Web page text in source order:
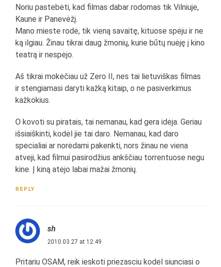
Noriu pastebėti, kad filmas dabar rodomas tik Vilniuje,
Kaune ir Panevėžį.
Mano mieste rodė, tik vieną savaitę, kituose spėju ir ne
ką ilgiau. Žinau tikrai daug žmonių, kurie būtų nuėję į kino
teatrą ir nespėjo.
Aš tikrai mokėčiau už Zero II, nes tai lietuviškas filmas
ir stengiamasi daryti kažką kitaip, o ne pasiverkimus
kažkokius.
O kovoti su piratais, tai nemanau, kad gera idėja. Geriau
išsiaiškinti, kodėl jie tai daro. Nemanau, kad daro
specialiai ar norėdami pakenkti, nors žinau ne viena
atveji, kad filmui pasirodžius ankščiau torrentuose negu
kine. Į kiną atėjo labai mažai žmonių.
REPLY
sh
2010.03.27 at 12:49
Pritariu OSAM, reik ieskoti priezasciu kodel siunciasi o